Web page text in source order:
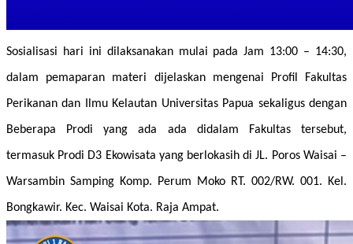
Sosialisasi hari ini dilaksanakan mulai pada Jam 13:00 – 14:30,
dalam pemaparan materi dijelaskan mengenai Profil Fakultas
Perikanan dan Ilmu Kelautan Universitas Papua sekaligus dengan
Beberapa Prodi yang ada ada didalam Fakultas tersebut,
termasuk Prodi D3 Ekowisata yang berlokasih di JL. Poros Waisai –
Warsambin Samping Komp. Perum Moko RT. 002/RW. 001. Kel.
Bongkawir. Kec. Waisai Kota. Raja Ampat.